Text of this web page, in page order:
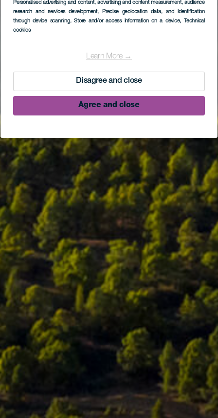
Personalised advertising and content, advertising and content measurement, audience
research and services development, Precise geolocation data, and identification
through device scanning, Store and/or access information on a device, Technical
cookies
Learn More →
Disagree and close
Agree and close